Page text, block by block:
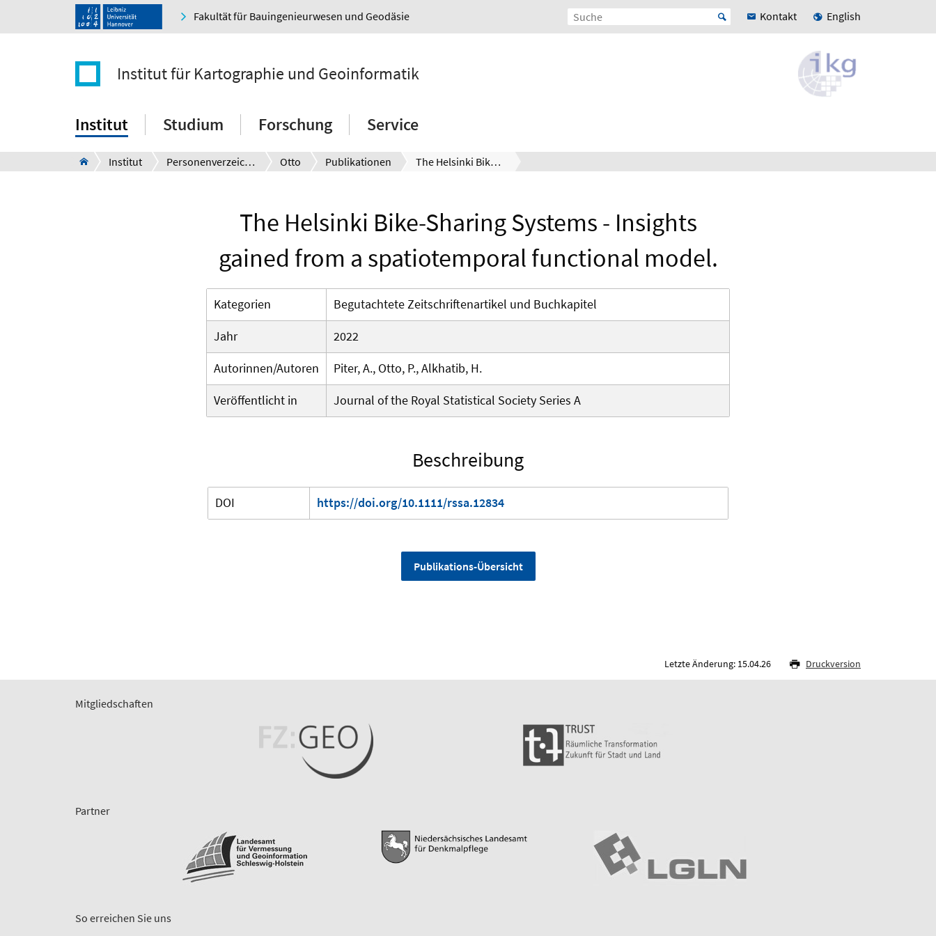
Fakultät für Bauingenieurwesen und Geodäsie Kontakt English
Institut für Kartographie und Geoinformatik
Institut Studium Forschung Service
Institut Personenverzeichnis Otto Publikationen The Helsinki Bike-Sharing Systems - Insights gained from a spatiotemporal functional model.
The Helsinki Bike-Sharing Systems - Insights
gained from a spatiotemporal functional model.
Kategorien
Begutachtete Zeitschriftenartikel und Buchkapitel
Jahr
2022
Autorinnen/Autoren
Piter, A., Otto, P., Alkhatib, H.
Veröffentlicht in
Journal of the Royal Statistical Society Series A
Beschreibung
DOI https://doi.org/10.1111/rssa.12834
Publikations-Übersicht
Letzte Änderung: 15.04.26 Druckversion
Mitgliedschaften
Partner
So erreichen Sie uns